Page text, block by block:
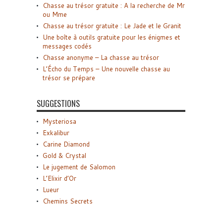
Chasse au trésor gratuite : A la recherche de Mr
ou Mme
Chasse au trésor gratuite : Le Jade et le Granit
Une boîte à outils gratuite pour les énigmes et
messages codés
Chasse anonyme – La chasse au trésor
L’Écho du Temps – Une nouvelle chasse au
trésor se prépare
SUGGESTIONS
Mysteriosa
Exkalibur
Carine Diamond
Gold & Crystal
Le jugement de Salomon
L’Elixir d’Or
Lueur
Chemins Secrets